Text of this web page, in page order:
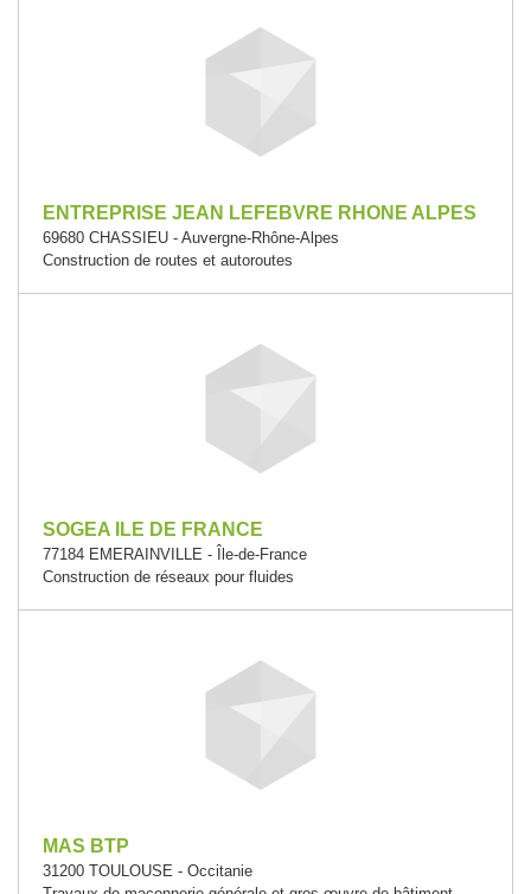
ENTREPRISE JEAN LEFEBVRE RHONE ALPES
69680 CHASSIEU - Auvergne-Rhône-Alpes
Construction de routes et autoroutes
SOGEA ILE DE FRANCE
77184 EMERAINVILLE - Île-de-France
Construction de réseaux pour fluides
MAS BTP
31200 TOULOUSE - Occitanie